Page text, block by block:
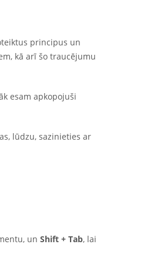
principus un
kā arī šo traucējumu
esam apkopojuši
lūdzu, sazinieties ar
un Shift + Tab, lai